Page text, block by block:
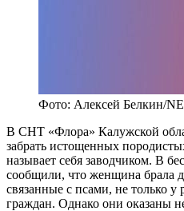
Фото: Алексей Белкин/
В СНТ «Флора» Калужской
забрать истощенных
называет себя заводчиком. В
сообщили, что женщина брала
связанные с псами, не только
граждан. Однако они оказаны